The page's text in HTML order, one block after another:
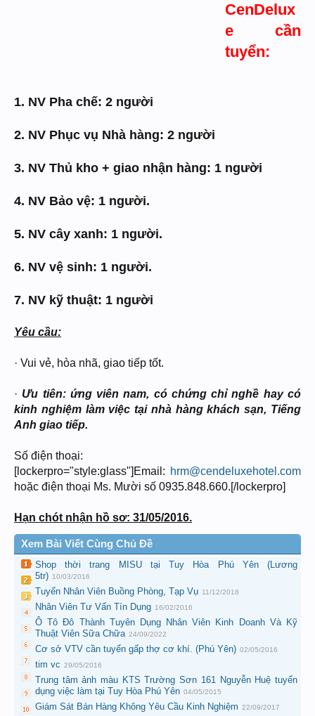
CenDelux
e cần
tuyển:
1. NV Pha chế: 2 người
2. NV Phục vụ Nhà hàng: 2 người
3. NV Thủ kho + giao nhận hàng: 1 người
4. NV Bảo vệ: 1 người.
5. NV cây xanh: 1 người.
6. NV vệ sinh: 1 người.
7. NV kỹ thuật: 1 người
Yêu cầu:
· Vui vẻ, hòa nhã, giao tiếp tốt.
· Ưu tiên: ứng viên nam, có chứng chỉ nghề hay có
kinh nghiệm làm việc tại nhà hàng khách sạn, Tiếng
Anh giao tiếp.
Số điện thoại:
[lockerpro="style:glass"]Email: hrm@cendeluxehotel.com
hoặc điện thoại Ms. Mười số 0935.848.660.[/lockerpro]
Hạn chót nhận hồ sơ: 31/05/2016.
Xem Bài Viết Cùng Chủ Đề
Shop thời trang MISU tại Tuy Hòa Phú Yên (Lương
5tr) 10/03/2016
Tuyển Nhân Viên Buồng Phòng, Tạp Vụ 11/12/2018
Nhân Viên Tư Vấn Tín Dụng 16/02/2016
Ô Tô Đô Thành Tuyên Dụng Nhân Viên Kinh Doanh Và Kỹ
Thuật Viên Sữa Chữa 24/09/2022
Cơ sở VTV cần tuyển gấp thợ cơ khí. (Phú Yên) 02/05/2016
tim vc 29/05/2016
Trung tâm ảnh màu KTS Trường Sơn 161 Nguyễn Huệ tuyển
dụng việc làm tại Tuy Hòa Phú Yên 04/05/2015
Giám Sát Bán Hàng Không Yêu Cầu Kinh Nghiệm 22/09/2017